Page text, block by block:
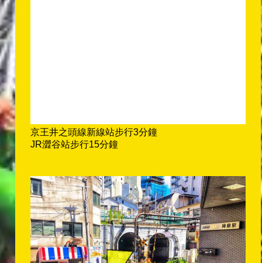
京王井之頭線新線站步行3分鐘
JR澀谷站步行15分鐘